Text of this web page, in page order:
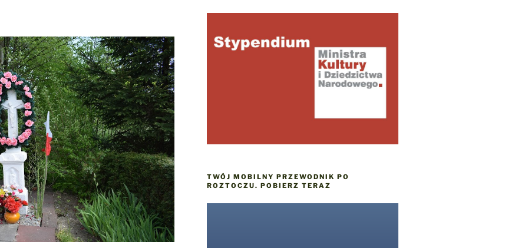
TWÓJ MOBILNY PRZEWODNIK PO
ROZTOCZU. POBIERZ TERAZ